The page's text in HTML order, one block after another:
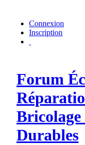
Connexion
Inscription
Forum
Durables